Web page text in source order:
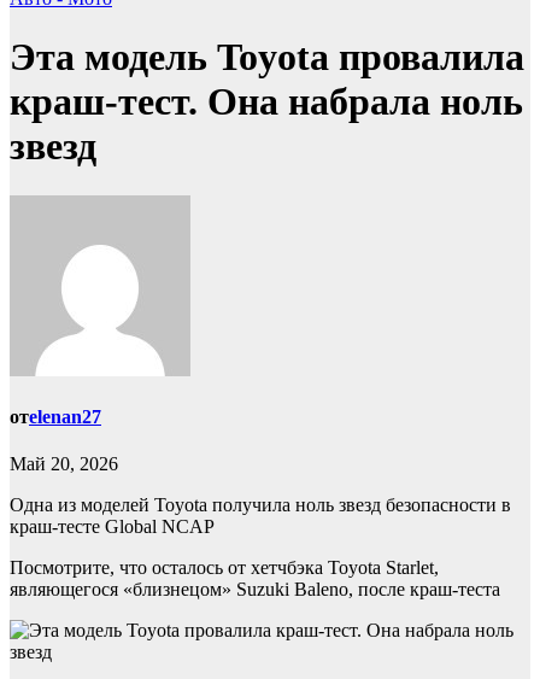
Эта модель Toyota провалила
краш-тест. Она набрала ноль
звезд
отelenan27
Май 20, 2026
Одна из моделей Toyota получила ноль звезд безопасности в
краш-тесте Global NCAP
Посмотрите, что осталось от хетчбэка Toyota Starlet,
являющегося «близнецом» Suzuki Baleno, после краш-теста